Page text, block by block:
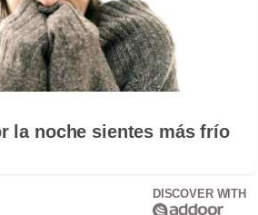
la noche sientes más frío
DISCOVER WITH